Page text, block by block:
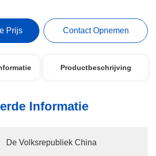
Prijs Contact Opnemen
Productbeschrijving
Informatie
De Volksrepubliek China